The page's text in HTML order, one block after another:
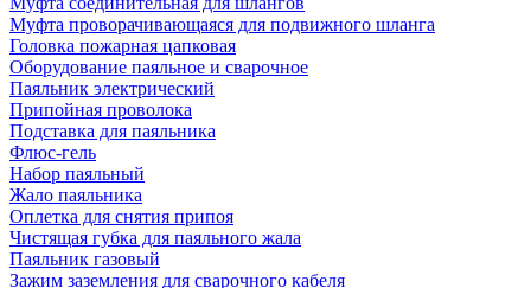
Муфта проворачивающаяся для подвижного шланга
Головка пожарная цапковая
Оборудование паяльное и сварочное
Паяльник электрический
Припойная проволока
Подставка для паяльника
Флюс-гель
Набор паяльный
Жало паяльника
Оплетка для снятия припоя
Чистящая губка для паяльного жала
Паяльник газовый
Зажим заземления для сварочного кабеля